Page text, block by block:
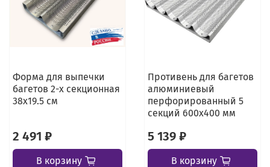
Форма для выпечки
багетов 2-х секционная
38х19.5 см
2 491 ₽
В корзину
Противень для багетов
алюминиевый
перфорированный 5
секций 600х400 мм
5 139 ₽
В корзину